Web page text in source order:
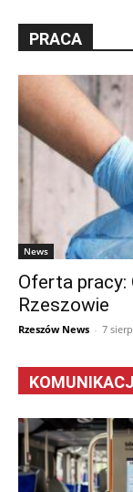
PRACA
News
Oferta pracy:
Rzeszowie
Rzeszów News - 7